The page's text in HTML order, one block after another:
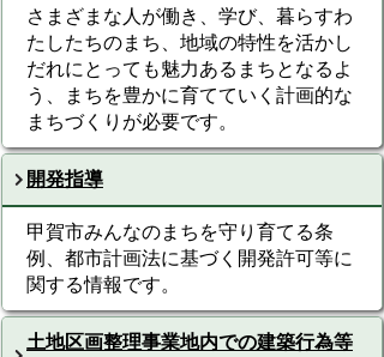
さまざまな人が働き、学び、暮らすわ
たしたちのまち、地域の特性を活かし
だれにとっても魅力あるまちとなるよ
う、まちを豊かに育てていく計画的な
まちづくりが必要です。
開発指導
甲賀市みんなのまちを守り育てる条
例、都市計画法に基づく開発許可等に
関する情報です。
土地区画整理事業地内での建築行為等